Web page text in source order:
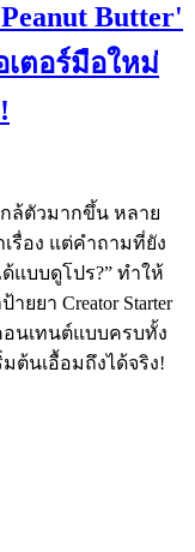
Butter'
ตอร์มือใหม่
กล้ตัวมากขึ้น หลาย
รื่อง แต่คำถามที่ยัง
แบบดูโปร?” ทำให้
ยยา Creator Starter
นเทนต์แบบครบทั้ง
ต้นเอื้อมถึงได้จริง!